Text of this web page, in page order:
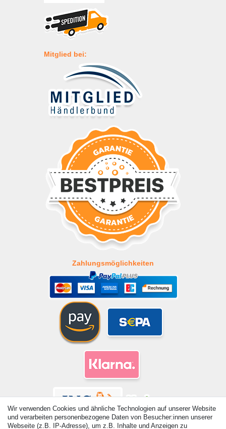
Mitglied bei:
Zahlungsmöglichkeiten
Wir verwenden Cookies und ähnliche Technologien auf unserer Website
und verarbeiten personenbezogene Daten von Besucher:innen unserer
Webseite (z.B. IP-Adresse), um z.B. Inhalte und Anzeigen zu